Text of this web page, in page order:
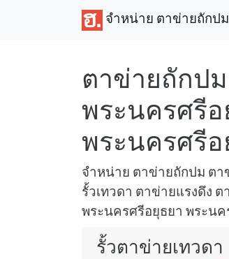
จำหน่าย ตาข่ายถักป
ตาข่ายถักป
พระนครศรีอ
พระนครศรีอ
จำหน่าย ตาข่ายถักปม ต
รั้วเทวดา ตาข่ายแรงดึง
พระนครศรีอยุธยา พระน
รั้วตาข่ายเทวดา